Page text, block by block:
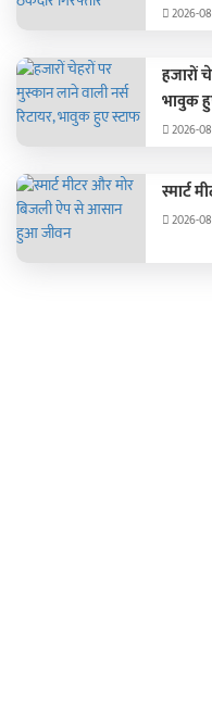
2026-
हजारों
भावुक
2026-
स्मार्ट
2026-